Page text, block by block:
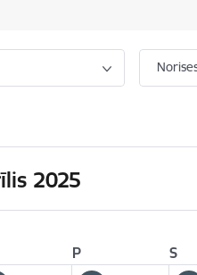
2025
P S